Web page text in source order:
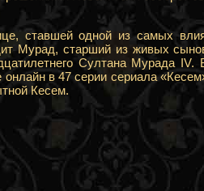
ставшей одной из самых
Мурад, старший из живых
Султана Мурада
в 47 серии сериала
Кесем.